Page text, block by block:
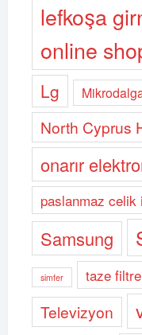
lefkoşa
online
Lg
North Cyprus
onarır
paslanmaz celik
Samsung
simfer taze
Televizyon